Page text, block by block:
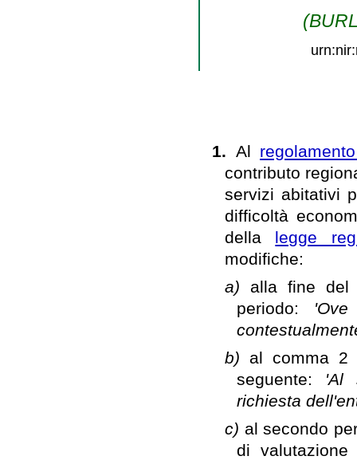
1. Al
contributo
servizi abitativi
difficoltà
della legge
modifiche:
a) alla fine del
periodo:
b) al comma 2
seguente: 'Al
richiesta
c) al secondo
di